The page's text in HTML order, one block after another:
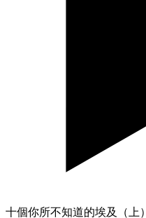
十個你所不知道的埃及（上）